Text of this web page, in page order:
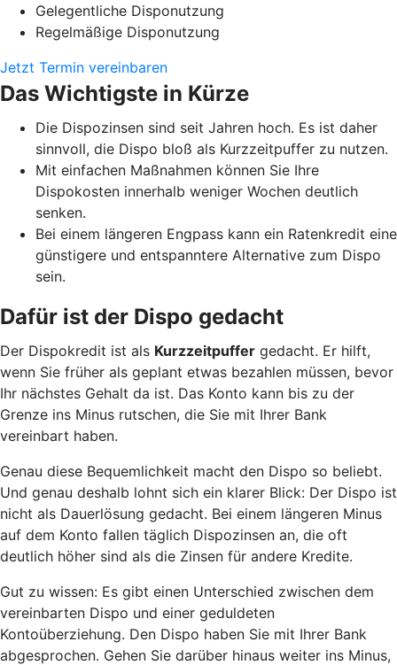
Gelegentliche Disponutzung
Regelmäßige Disponutzung
Jetzt Termin vereinbaren
Das Wichtigste in Kürze
Die Dispozinsen sind seit Jahren hoch. Es ist daher
sinnvoll, die Dispo bloß als Kurzzeitpuffer zu nutzen.
Mit einfachen Maßnahmen können Sie Ihre
Dispokosten innerhalb weniger Wochen deutlich
senken.
Bei einem längeren Engpass kann ein Ratenkredit eine
günstigere und entspanntere Alternative zum Dispo
sein.
Dafür ist der Dispo gedacht
Der Dispokredit ist als Kurzzeitpuffer gedacht. Er hilft,
wenn Sie früher als geplant etwas bezahlen müssen, bevor
Ihr nächstes Gehalt da ist. Das Konto kann bis zu der
Grenze ins Minus rutschen, die Sie mit Ihrer Bank
vereinbart haben.
Genau diese Bequemlichkeit macht den Dispo so beliebt.
Und genau deshalb lohnt sich ein klarer Blick: Der Dispo ist
nicht als Dauerlösung gedacht. Bei einem längeren Minus
auf dem Konto fallen täglich Dispozinsen an, die oft
deutlich höher sind als die Zinsen für andere Kredite.
Gut zu wissen: Es gibt einen Unterschied zwischen dem
vereinbarten Dispo und einer geduldeten
Kontoüberziehung. Den Dispo haben Sie mit Ihrer Bank
abgesprochen. Gehen Sie darüber hinaus weiter ins Minus,